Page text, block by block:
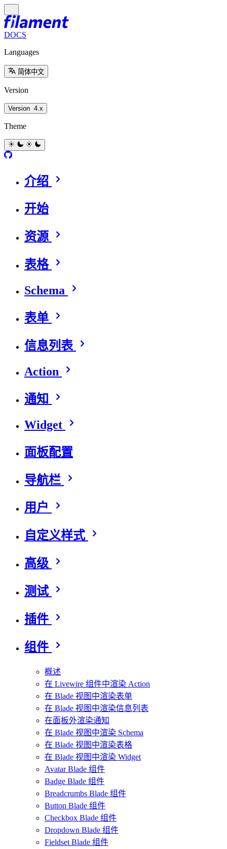
DOCS
Languages
简体中文
Version
Version 4.x
Theme
介绍
开始
资源
表格
Schema
表单
信息列表
Action
通知
Widget
面板配置
导航栏
用户
自定义样式
高级
测试
插件
组件
概述
在 Livewire 组件中渲染 Action
在 Blade 视图中渲染表单
在 Blade 视图中渲染信息列表
在面板外渲染通知
在 Blade 视图中渲染 Schema
在 Blade 视图中渲染表格
在 Blade 视图中渲染 Widget
Avatar Blade 组件
Badge Blade 组件
Breadcrumbs Blade 组件
Button Blade 组件
Checkbox Blade 组件
Dropdown Blade 组件
Fieldset Blade 组件